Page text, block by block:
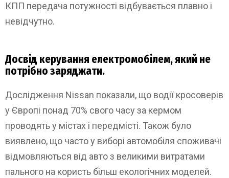
КПП передача потужності відбувається плавно і
невідчутно.
Досвід керування електромобілем, який не
потрібно заряджати.
Дослідження Nissan показали, що водії кросоверів
у Європі понад 70% свого часу за кермом
проводять у містах і передмісті. Також було
виявлено, що часто у виборі автомобіля споживачі
відмовляються від авто з великими витратами
пального на користь більш екологічних моделей.